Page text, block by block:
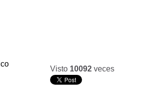
Visto 10092 veces